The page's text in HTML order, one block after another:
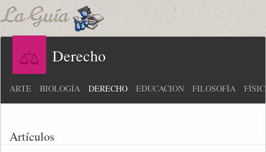
Derecho
ARTE BIOLOGÍA DERECHO EDUCACIÓN FILOSOFÍA
Artículos